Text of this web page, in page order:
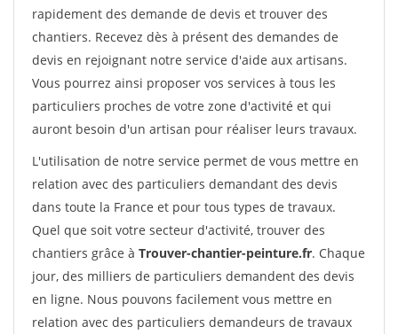
rapidement des demande de devis et trouver des
chantiers. Recevez dès à présent des demandes de
devis en rejoignant notre service d'aide aux artisans.
Vous pourrez ainsi proposer vos services à tous les
particuliers proches de votre zone d'activité et qui
auront besoin d'un artisan pour réaliser leurs travaux.
L'utilisation de notre service permet de vous mettre en
relation avec des particuliers demandant des devis
dans toute la France et pour tous types de travaux.
Quel que soit votre secteur d'activité, trouver des
chantiers grâce à Trouver-chantier-peinture.fr. Chaque
jour, des milliers de particuliers demandent des devis
en ligne. Nous pouvons facilement vous mettre en
relation avec des particuliers demandeurs de travaux